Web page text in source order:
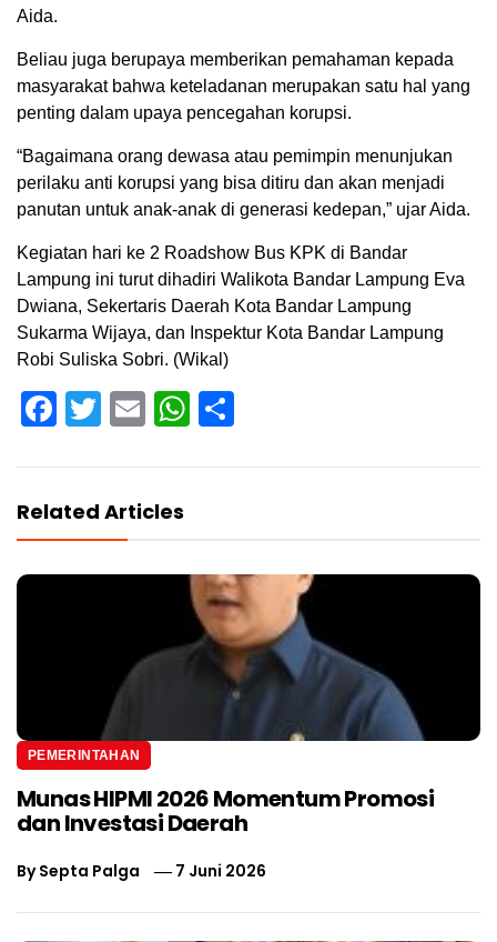
Aida.
Beliau juga berupaya memberikan pemahaman kepada
masyarakat bahwa keteladanan merupakan satu hal yang
penting dalam upaya pencegahan korupsi.
“Bagaimana orang dewasa atau pemimpin menunjukan
perilaku anti korupsi yang bisa ditiru dan akan menjadi
panutan untuk anak-anak di generasi kedepan,” ujar Aida.
Kegiatan hari ke 2 Roadshow Bus KPK di Bandar
Lampung ini turut dihadiri Walikota Bandar Lampung Eva
Dwiana, Sekertaris Daerah Kota Bandar Lampung
Sukarma Wijaya, dan Inspektur Kota Bandar Lampung
Robi Suliska Sobri. (Wikal)
Facebook
Twitter
EmailWhatsApp
Related Articles
PEMERINTAHAN
Munas HIPMI 2026 Momentum Promosi
dan Investasi Daerah
BySepta Palga 7 Juni 2026